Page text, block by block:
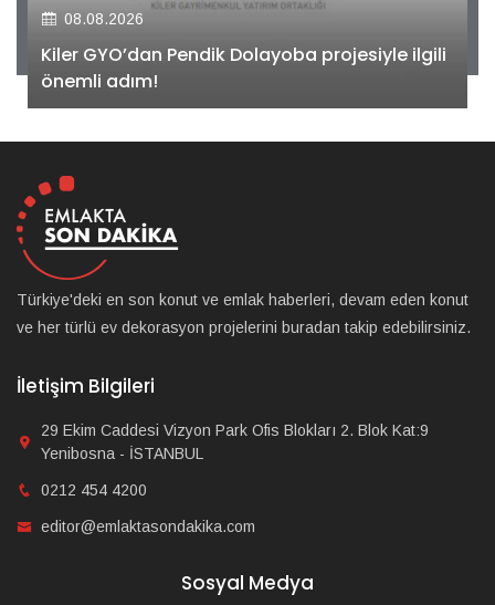
08.08.2026
Kiler GYO’dan Pendik Dolayoba projesiyle ilgili
önemli adım!
Türkiye'deki en son konut ve emlak haberleri, devam eden konut
ve her türlü ev dekorasyon projelerini buradan takip edebilirsiniz.
İletişim Bilgileri
29 Ekim Caddesi Vizyon Park Ofis Blokları 2. Blok Kat:9
Yenibosna - İSTANBUL
0212 454 4200
editor@emlaktasondakika.com
Sosyal Medya